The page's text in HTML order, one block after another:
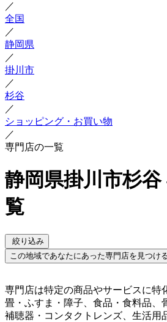
／
全国
／
静岡県
／
掛川市
／
杉谷
／
ショッピング・お買い物
／
専門店の一覧
静岡県掛川市杉
覧
絞り込み
この地域であなたにあった専門店を見つけ
専門店は特定の商品やサービスに特
畳・ふすま・障子、食品・食料品、
補聴器・コンタクトレンズ、生活用